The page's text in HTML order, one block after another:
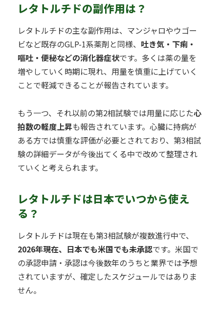
レタトルチドの副作用は？
レタトルチドの主な副作用は、マンジャロやウゴー
ビなど既存のGLP-1系薬剤と同様、 吐き気・下痢・
嘔吐・便秘などの消化器症状です。多くは薬の量を
増やしていく時期に現れ、用量を慎重に上げていく
ことで軽減できることが報告されています。
もう一つ、それ以前の第2相試験では用量に応じた心
拍数の軽度上昇も報告されています。心臓に持病が
ある方では慎重な評価が必要とされており、第3相試
験の詳細データが今後出てくる中で改めて整理され
ていくと考えられます。
レタトルチドは日本でいつから使え
る？
レタトルチドは現在も第3相試験が複数進行中で、
2026年現在、日本でも米国でも未承認です。米国で
の承認申請・承認は今後数年のうちと業界では予想
されていますが、確定したスケジュールではありま
せん。